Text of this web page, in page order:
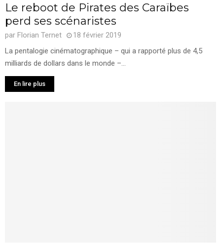
Le reboot de Pirates des Caraïbes
perd ses scénaristes
par Florian Ternet
18 février 2019
La pentalogie cinématographique – qui a rapporté plus de 4,5
milliards de dollars dans le monde –...
En lire plus